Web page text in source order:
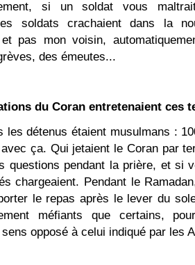
si un soldat vous
soldats crachaient dans la
pas mon voisin,
des émeutes...
du Coran entretenaient ces
les détenus étaient musulmans :
ça. Qui jetaient le Coran par
questions pendant la prière, et si
chargeaient. Pendant le
le repas après le lever du
méfiants que certains,
opposé à celui indiqué par les